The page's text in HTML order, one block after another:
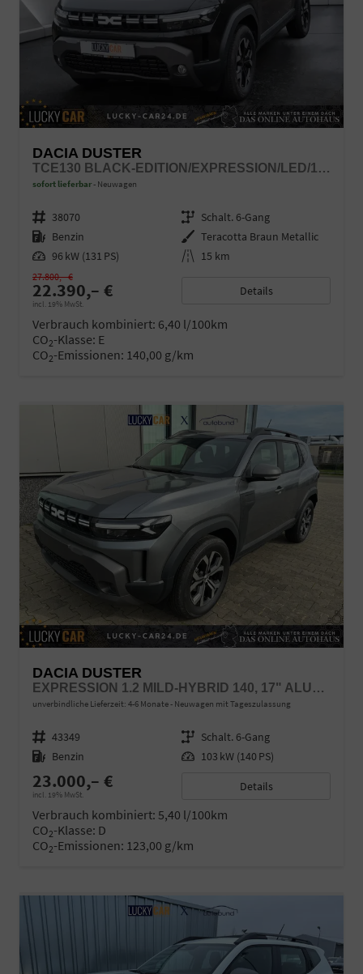
DACIA DUSTER
TCE130 BLACK-EDITION/EXPRESSION/LED/17"/TEMPOPILOT
sofort lieferbar Neuwagen
Fahrzeugnr. 38070 Getriebe Schalt. 6-Gang
Kraftstoff Benzin Außenfarbe Teracotta Braun Metallic
Leistung 96 kW (131 PS) Kilometerstand 15 km
22.390,– €
incl. 19% MwSt.
27.800,– €
Details
Verbrauch kombiniert: 6,40 l/100km
CO2-Klasse: E
CO2-Emissionen: 140,00 g/km
DACIA DUSTER
EXPRESSION 1.2 MILD-HYBRID 140, 17" ALUFELGEN "TERGAN", KLIMAANLAGE, RÜCKFAHRKAMERA, PARKSENSOREN HINTEN, LED-SCHEINWERFER, RADIO MEDIA 10" + SMARTPHONE-SPIEGELUNG, ARMLEHNE, DACHRELING, TEMPOMAT, VERKEHRSZEICHENERKENNUNG, SPURASSISTENT
unverbindliche Lieferzeit: 4-6 Monate Neuwagen mit Tageszulassung
Fahrzeugnr. 43349 Getriebe Schalt. 6-Gang
Kraftstoff Benzin Leistung 103 kW (140 PS)
23.000,– €
incl. 19% MwSt.
Details
Verbrauch kombiniert: 5,40 l/100km
CO2-Klasse: D
CO2-Emissionen: 123,00 g/km